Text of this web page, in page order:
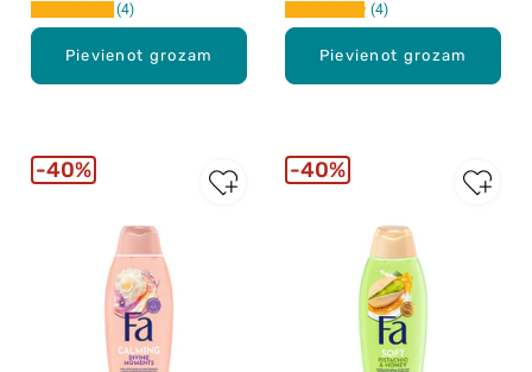
Pievienot grozam
4
Pievienot grozam
4
40% 40%